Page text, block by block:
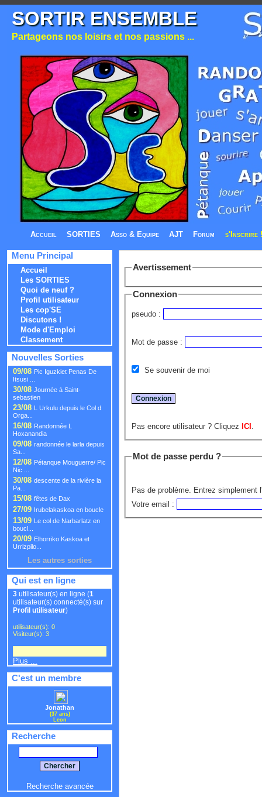
SORTIR ENSEMBLE
Partageons nos loisirs et nos passions ...
Accueil SORTIES Asso & Equipe AJT Forum s'Inscrire !
Menu Principal
Accueil
Les SORTIES
Quoi de neuf ?
Profil utilisateur
Les cop'SE
Discutons !
Mode d'Emploi
Classement
Nouvelles Sorties
09/08 Pic Iguzkiet Penas De
Itsusi ...
30/08 Journée à Saint-
sebastien
23/08 L Urkulu depuis le Col d
Orga...
16/08 Randonnée L
Hoxanandia
09/08 randonnée le larla depuis
Sa...
12/08 Pétanque Mouguerre/ Pic
Nic ...
30/08 descente de la rivière la
Pa...
15/08 fêtes de Dax
27/09 Irubelakaskoa en boucle
13/09 Le col de Narbarlatz en
boucl...
20/09 Elhorriko Kaskoa et
Urrizpilo...
Les autres sorties
Qui est en ligne
3 utilisateur(s) en ligne (1
utilisateur(s) connecté(s) sur
Profil utilisateur)
utilisateur(s): 0
Visiteur(s): 3
Plus ...
C'est un membre
Jonathan
(37 ans)
Leon
Recherche
Recherche avancée
Avertissement
Connexion
pseudo :
Mot de passe :
Se souvenir de moi
Pas encore utilisateur ? Cliquez ICI
Mot de passe perdu ?
Pas de problème. Entrez simplement
Votre email :